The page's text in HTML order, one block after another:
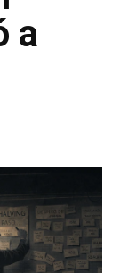
a